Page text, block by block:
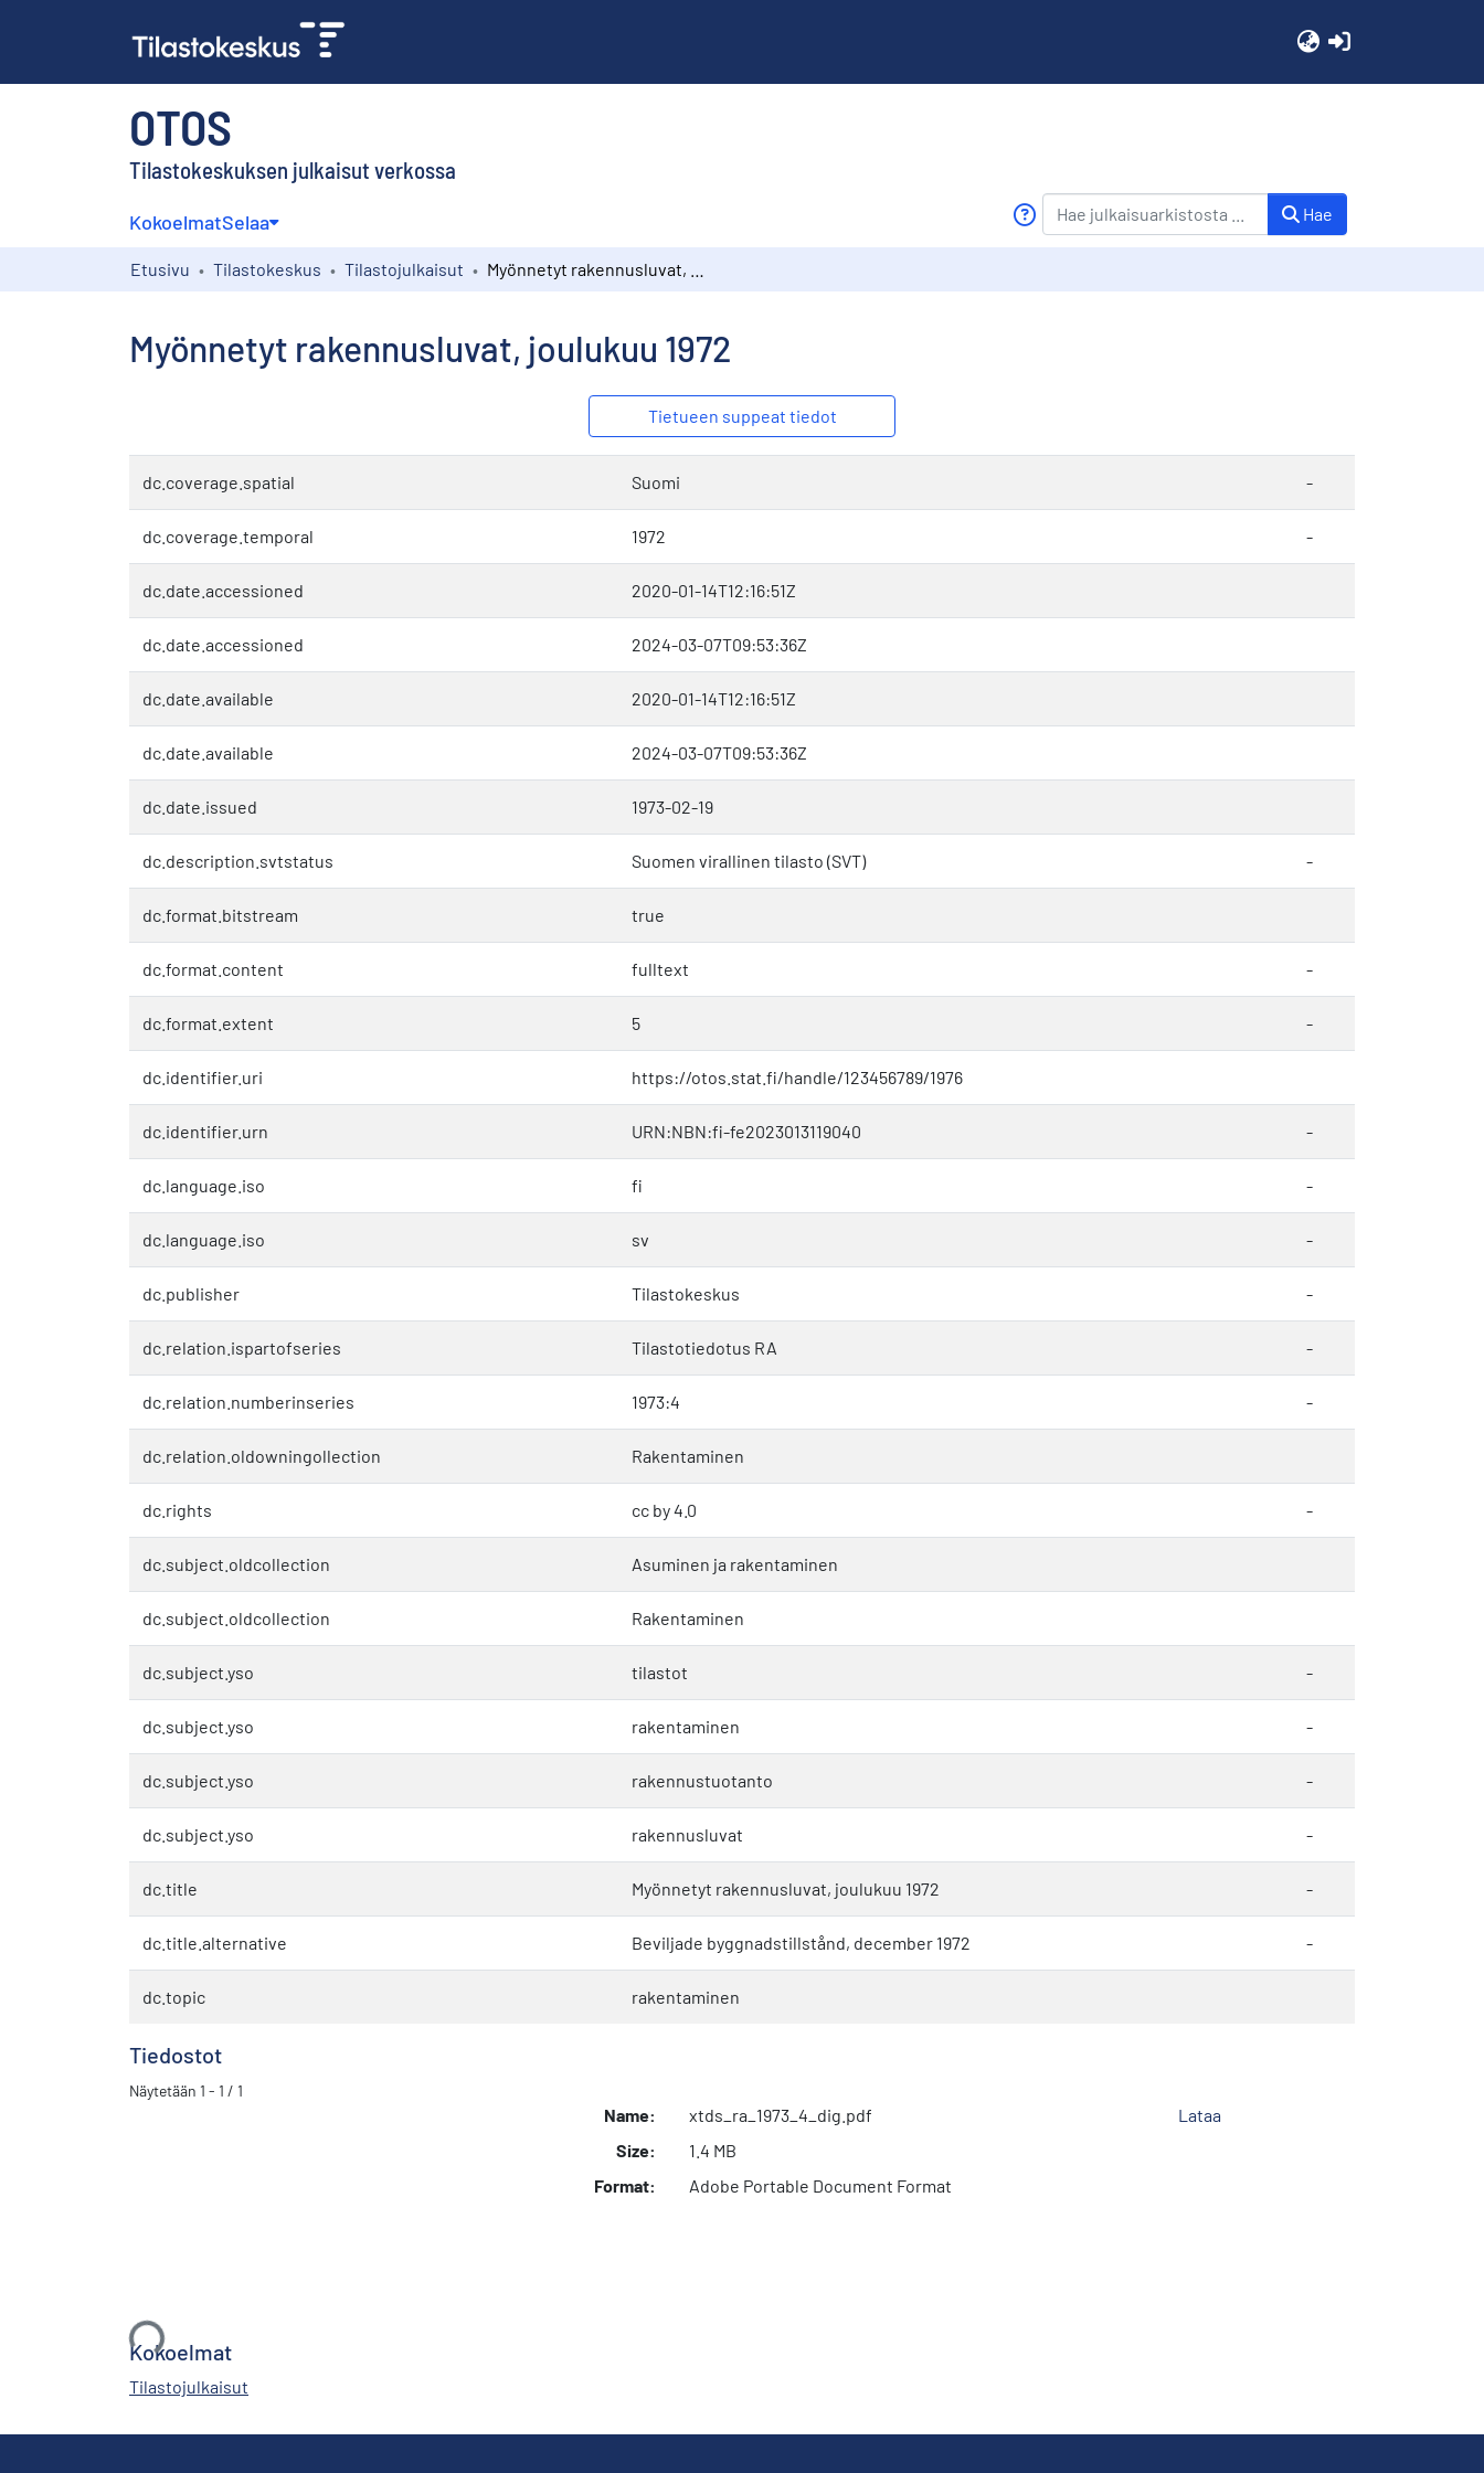
OTOS
Tilastokeskuksen julkaisut verkossa
KokoelmatSelaa Hae
Etusivu Tilastokeskus Tilastojulkaisut
Myönnetyt rakennusluvat, joulukuu 1972
Tietueen suppeat tiedot
dc.coverage.spatial Suomi -
dc.coverage.temporal 1972 -
dc.date.accessioned 2020-01-14T12:16:51Z
dc.date.accessioned 2024-03-07T09:53:36Z
dc.date.available 2020-01-14T12:16:51Z
dc.date.available 2024-03-07T09:53:36Z
dc.date.issued 1973-02-19
dc.description.svtstatus Suomen virallinen tilasto (SVT) -
dc.format.bitstream true
dc.format.content fulltext -
dc.format.extent 5 -
dc.identifier.uri https://otos.stat.fi/handle/123456789/1976
dc.identifier.urn URN:NBN:fi-fe2023013119040 -
dc.language.iso fi -
dc.language.iso sv -
dc.publisher Tilastokeskus -
dc.relation.ispartofseries Tilastotiedotus RA -
dc.relation.numberinseries 1973:4 -
dc.relation.oldowningollection Rakentaminen
dc.rights cc by 4.0 -
dc.subject.oldcollection Asuminen ja rakentaminen
dc.subject.oldcollection Rakentaminen
dc.subject.yso tilastot -
dc.subject.yso rakentaminen -
dc.subject.yso rakennustuotanto -
dc.subject.yso rakennusluvat -
dc.title Myönnetyt rakennusluvat, joulukuu 1972 -
dc.title.alternative Beviljade byggnadstillstånd, december 1972 -
dc.topic rakentaminen
Tiedostot
Näytetään 1 - 1 / 1
Ladataan...
Name:
xtds_ra_1973_4_dig.pdf
Size:
1.4 MB
Format:
Adobe Portable Document Format
Lataa
Kokoelmat
Tilastojulkaisut